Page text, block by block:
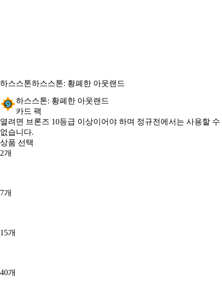
하스스톤하스스톤: 황폐한 아웃랜드
하스스톤: 황폐한 아웃랜드
카드 팩
Product Notification
열려면 브론즈 10등급 이상이어야 하며 정규전에서는 사용할 수
없습니다.
상품 선택
2개
7개
15개
40개